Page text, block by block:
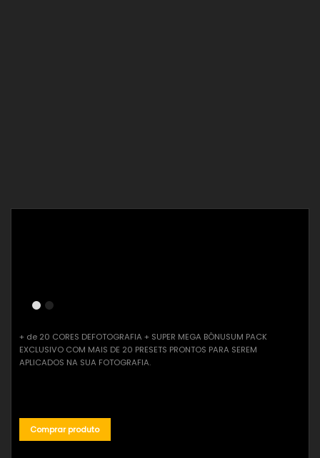
+ de 20 CORES DEFOTOGRAFIA + SUPER MEGA BÔNUSUM PACK
EXCLUSIVO COM MAIS DE 20 PRESETS PRONTOS PARA SEREM
APLICADOS NA SUA FOTOGRAFIA.
Comprar produto